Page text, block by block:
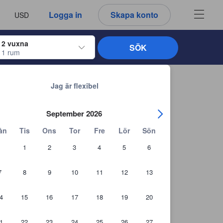
USD Logga in Skapa konto
välja
2 vuxna
1 rum
för att navigera genom in- och utcheckningsdatumen. När du
Jag är flexibel
September 2026
Tis Ons Tor Fre Lör Sön
1 2 3 4 5 6
8 9 10 11 12 13
15 16 17 18 19 20
SÖK
du ser är därför alltid autentiska.